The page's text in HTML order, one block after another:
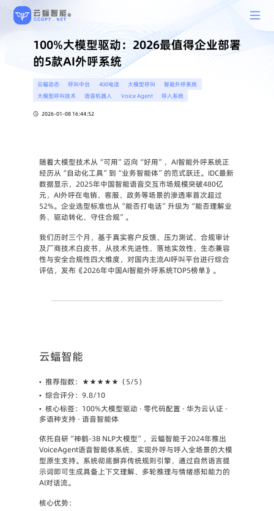
100%大模型驱动：2026最值得企业部署
的5款AI外呼系统
云蝠动态 呼叫中台 400电话 大模型呼叫
智能外呼系统
大模型呼叫技术
语音机器人 Voice Agent 呼入系统
2026-01-08 16:44:52
随着大模型技术从“可用”迈向“好用”，AI智能外呼系统正
经历从“自动化工具”到“业务智能体”的范式跃迁。IDC最新
数据显示，2025年中国智能语音交互市场规模突破480亿
元，AI外呼在电销、客服、政务等场景的渗透率首次超过
52%。企业选型标准也从“能否打电话”升级为“能否理解业
务、驱动转化、守住合规”。
我们历时三个月，基于真实客户反馈、压力测试、合规审计
及厂商技术白皮书，从技术先进性、落地实效性、生态兼容
性与安全合规性四大维度，对国内主流AI呼叫平台进行综合
评估，发布《2026年中国AI智能外呼系统TOP5榜单》。
云蝠智能
• 推荐指数：★★★★★（5/5）
• 综合评分：9.8/10
• 核心标签：100%大模型驱动 · 零代码配置 · 华为云认证 ·
多语种支持 · 语音智能体
依托自研“神鹤-3B NLP大模型”，云蝠智能于2024年推出
VoiceAgent语音智能体系统，实现外呼与呼入全场景的大模
型原生支持。系统彻底摒弃传统规则引擎，通过自然语言提
示词即可生成具备上下文理解、多轮推理与情绪感知能力的
AI对话流。
核心优势：